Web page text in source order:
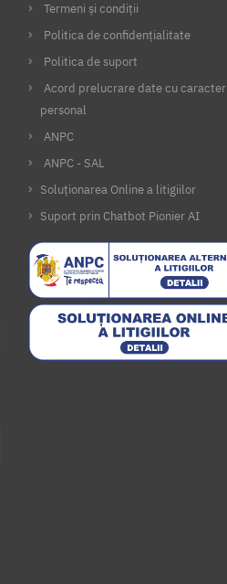
Termeni și condiții
Politica de confidențialitate
Politica de suport
Acord prelucrare date cu caracter
personal
ANPC
ANPC - SAL
Soluționarea Online a litigiilor
Suport prin Chatbot Pionier AI